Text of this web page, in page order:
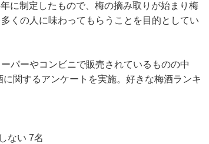
に制定したもので、梅の摘み取りが始まり梅
くの人に味わってもらうことを目的としてい
パーやコンビニで販売されているものの中
関するアンケートを実施。好きな梅酒ランキ
ない 7名